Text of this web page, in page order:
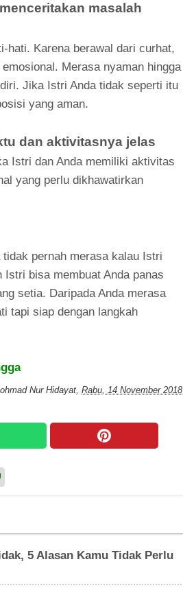
masalah
hati. Karena berawal dari curhat,
Merasa nyaman hingga
Jika Istri Anda tidak seperti itu
yang aman.
dan aktivitasnya jelas
Istri dan Anda memiliki aktivitas
yang perlu dikhawatirkan
pernah merasa kalau Istri
bisa membuat Anda panas
setia. Daripada Anda merasa
tapi siap dengan langkah
Nur Hidayat, Rabu, 14 November 2018
5 Alasan Kamu Tidak Perlu